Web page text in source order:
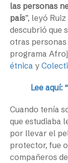
las personas
país”, leyó
descubrió que
otras
programa
étnica y
Lee aquí:
Cuando tenía
que estudiaba
por llevar el
protector, fue
compañeros